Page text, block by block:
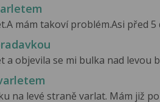
mám takoví problém.Asi před 5
a objevila se mi bulka nad levou
na levé straně varlat. Mám již